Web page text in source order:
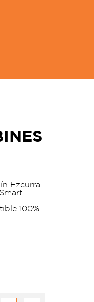
Ezcurra
100%